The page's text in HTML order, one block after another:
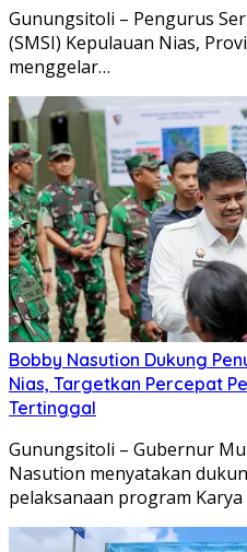
Gunungsitoli – Pengurus
(SMSI) Kepulauan Nias,
menggelar…
Bobby Nasution Dukung
Nias, Targetkan Percepat
Tertinggal
Gunungsitoli – Gubernur
Nasution menyatakan
pelaksanaan program